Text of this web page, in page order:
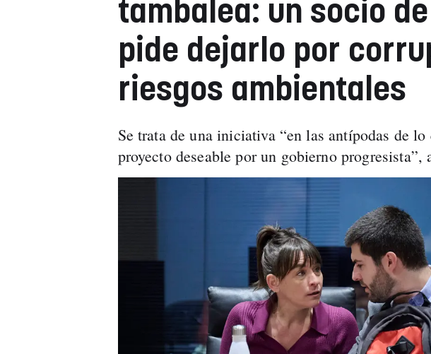
tambalea: un socio
pide dejarlo por
riesgos ambientales
Se trata de una iniciativa “en las antípodas de lo
proyecto deseable por un gobierno progresista”,